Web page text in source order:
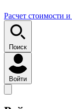
Расчет стоимости
Поиск
Войти